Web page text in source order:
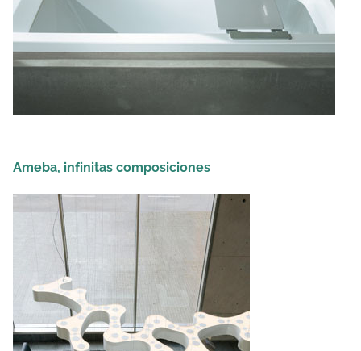
Ameba, infinitas composiciones